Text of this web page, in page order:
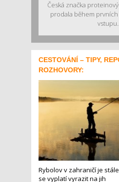
Česká značka
prodala během
CESTOVÁNÍ – TIPY,
ROZHOVORY:
Rybolov v zahraničí je
se vyplatí vyrazit na jih